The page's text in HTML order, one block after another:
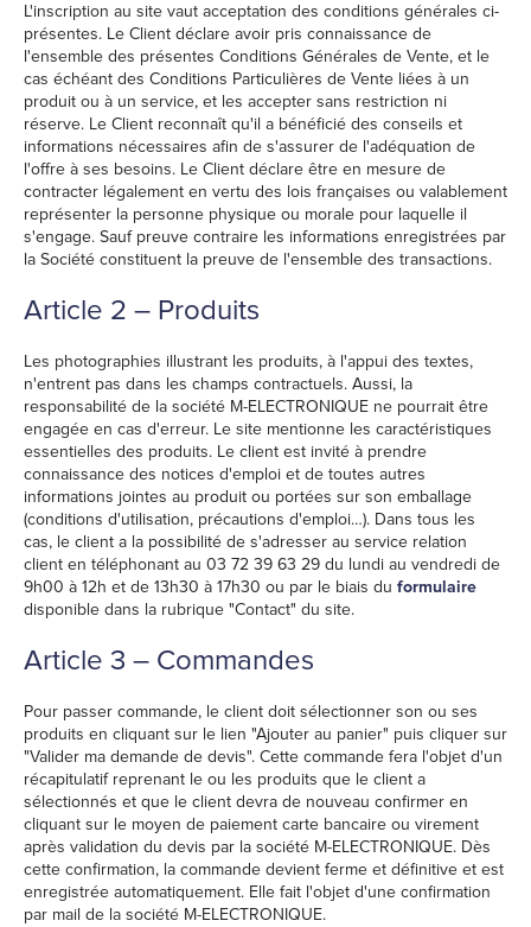
L'inscription au site vaut acceptation des conditions générales ci-
présentes. Le Client déclare avoir pris connaissance de
l'ensemble des présentes Conditions Générales de Vente, et le
cas échéant des Conditions Particulières de Vente liées à un
produit ou à un service, et les accepter sans restriction ni
réserve. Le Client reconnaît qu'il a bénéficié des conseils et
informations nécessaires afin de s'assurer de l'adéquation de
l'offre à ses besoins. Le Client déclare être en mesure de
contracter légalement en vertu des lois françaises ou valablement
représenter la personne physique ou morale pour laquelle il
s'engage. Sauf preuve contraire les informations enregistrées par
la Société constituent la preuve de l'ensemble des transactions.
Article 2 – Produits
Les photographies illustrant les produits, à l'appui des textes,
n'entrent pas dans les champs contractuels. Aussi, la
responsabilité de la société M-ELECTRONIQUE ne pourrait être
engagée en cas d'erreur. Le site mentionne les caractéristiques
essentielles des produits. Le client est invité à prendre
connaissance des notices d'emploi et de toutes autres
informations jointes au produit ou portées sur son emballage
(conditions d'utilisation, précautions d'emploi…). Dans tous les
cas, le client a la possibilité de s'adresser au service relation
client en téléphonant au 03 72 39 63 29 du lundi au vendredi de
9h00 à 12h et de 13h30 à 17h30 ou par le biais du formulaire
disponible dans la rubrique "Contact" du site.
Article 3 – Commandes
Pour passer commande, le client doit sélectionner son ou ses
produits en cliquant sur le lien "Ajouter au panier" puis cliquer sur
"Valider ma demande de devis". Cette commande fera l'objet d'un
récapitulatif reprenant le ou les produits que le client a
sélectionnés et que le client devra de nouveau confirmer en
cliquant sur le moyen de paiement carte bancaire ou virement
après validation du devis par la société M-ELECTRONIQUE. Dès
cette confirmation, la commande devient ferme et définitive et est
enregistrée automatiquement. Elle fait l'objet d'une confirmation
par mail de la société M-ELECTRONIQUE.